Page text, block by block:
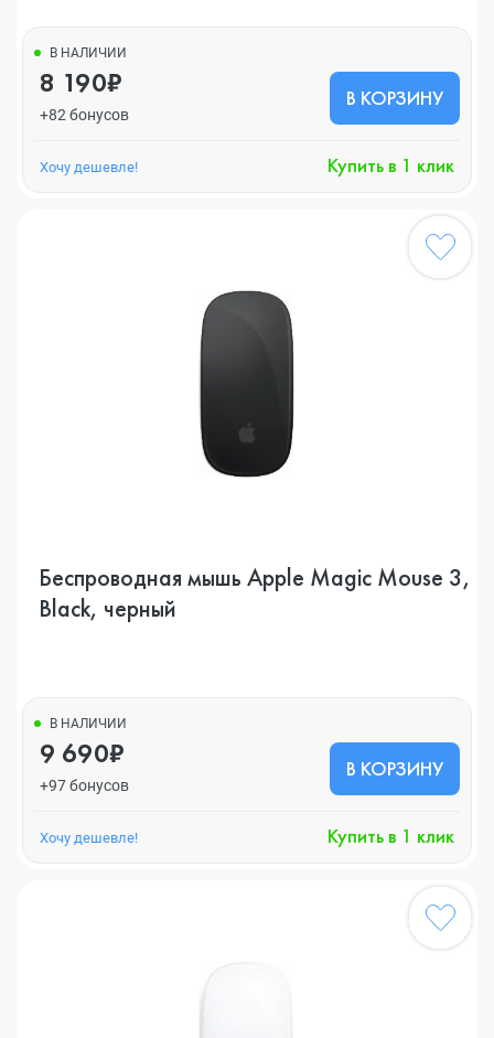
В НАЛИЧИИ
8 190₽
+82 бонусов
В КОРЗИНУ
Хочу дешевле! Купить в 1 клик
Беспроводная мышь Apple Magic Mouse 3,
Black, черный
В НАЛИЧИИ
9 690₽
+97 бонусов
В КОРЗИНУ
Хочу дешевле! Купить в 1 клик